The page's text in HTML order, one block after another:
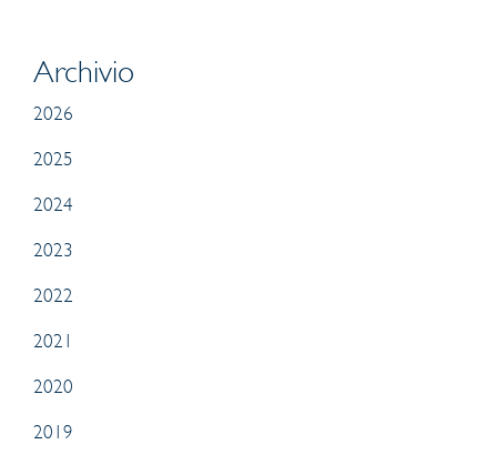
Archivio
2026
2025
2024
2023
2022
2021
2020
2019